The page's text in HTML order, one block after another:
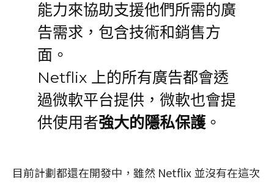
能力來協助支援他們所需的廣
告需求，包含技術和銷售方
面。
Netflix 上的所有廣告都會透
過微軟平台提供，微軟也會提
供使用者強大的隱私保護。
目前計劃都還在開發中，雖然 Netflix 並沒有在這次